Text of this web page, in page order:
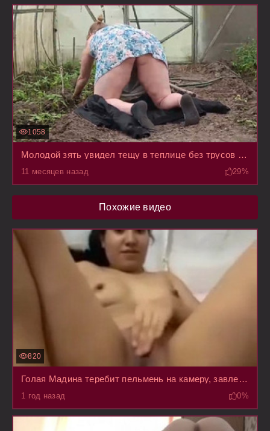
Молодой зять увидел тещу в теплице без трусов под сарафаном и ошалел, да не смог устоять
11 месяцев назад 29%
1058
Похожие видео
Голая Мадина теребит пельмень на камеру, завлекая к себе на эфир одиноких узбеков
1 год назад 0%
820